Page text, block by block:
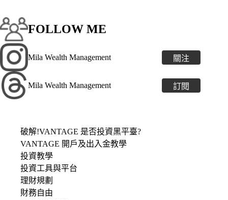
FOLLOW ME
Mila Wealth Management 關注
Mila Wealth Management 訂閱
破解!VANTAGE 是否投資黑平臺?
VANTAGE 開戶及出入金教學
投資教學
投資工具與平台
理財規劃
財務自由